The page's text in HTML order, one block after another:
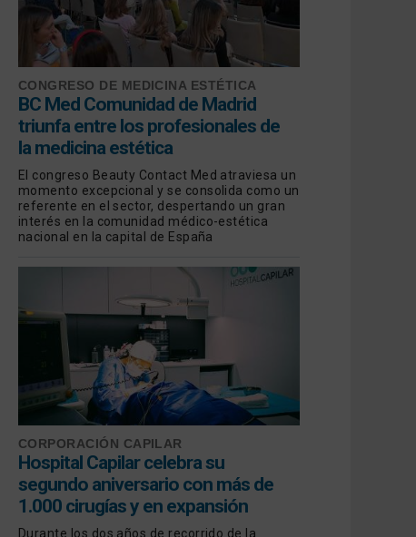
CONGRESO DE MEDICINA ESTÉTICA
BC Med Comunidad de Madrid
triunfa entre los profesionales de
la medicina estética
El congreso Beauty Contact Med atraviesa un
momento excepcional y se consolida como un
referente en el sector, despertando un gran
interés en la comunidad médico-estética
nacional en la capital de España
CORPORACIÓN CAPILAR
Hospital Capilar celebra su
segundo aniversario con más de
1.000 cirugías y en expansión
Durante los dos años de recorrido de la